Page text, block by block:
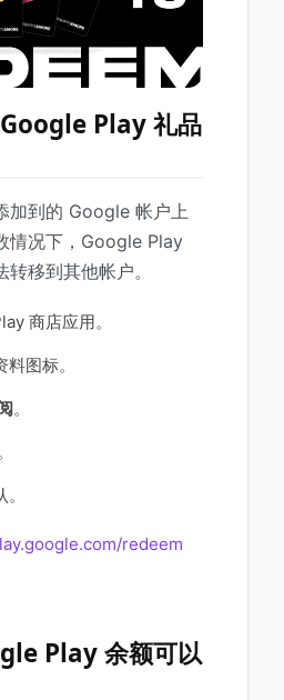
Play 礼品
加到的 Google 帐户上
情况下，Google Play
移到其他帐户。
商店应用。
图标。
。
。
redeem
Play 余额可以